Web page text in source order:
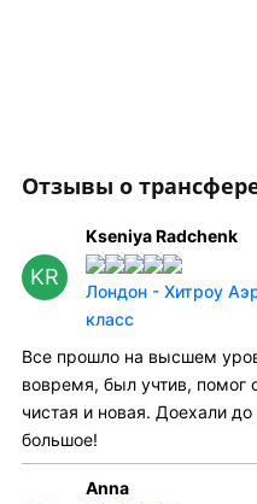
Отзывы о
KR
Kseniya Radchenk
Лондон - Хитроу
класс
Все прошло на высшем
вовремя, был учтив,
чистая и новая. Доехали
большое!
Anna